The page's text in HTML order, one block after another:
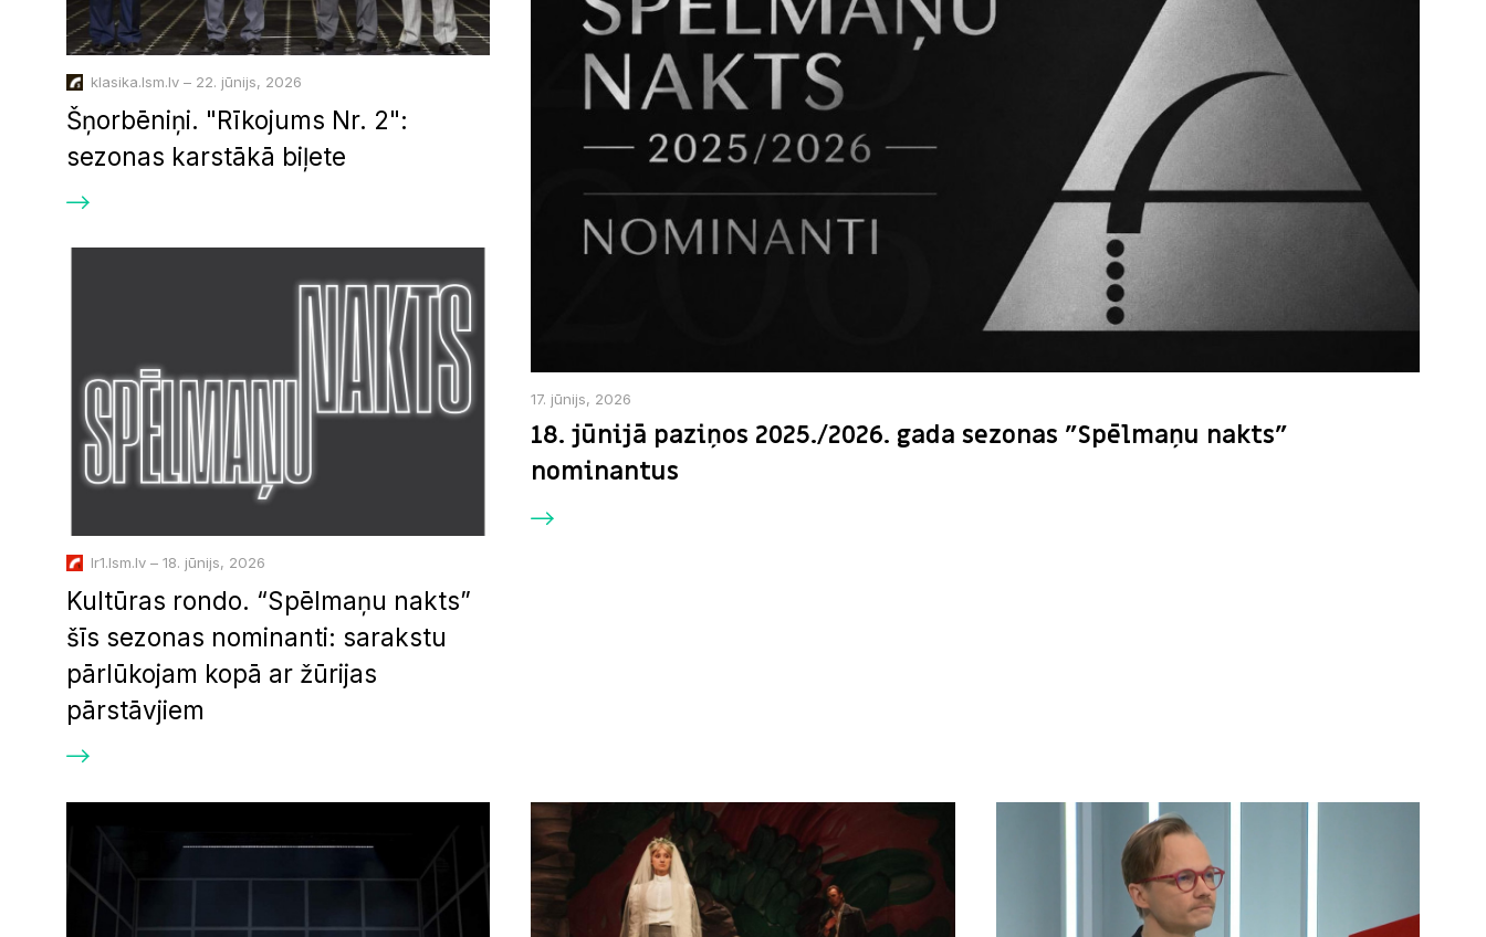
klasika.lsm.lv – 22. jūnijs, 2026
Šņorbēniņi. "Rīkojums Nr. 2":
sezonas karstākā biļete
lr1.lsm.lv – 18. jūnijs, 2026
Kultūras rondo. “Spēlmaņu nakts”
šīs sezonas nominanti: sarakstu
pārlūkojam kopā ar žūrijas
pārstāvjiem
17. jūnijs, 2026
18. jūnijā paziņos 2025./2026. gada sezonas "Spēlmaņu nakts"
nominantus